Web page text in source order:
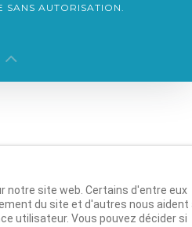
AUTORISATION.
notre site web. Certains d'entre eux
du site et d'autres nous aident
utilisateur. Vous pouvez décider si